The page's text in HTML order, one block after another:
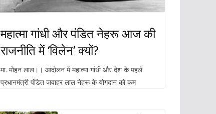
महात्मा गांधी और पंडित नेहरू आज की
राजनीति में ‘विलेन’ क्यों?
मा. मोहन लाल।। आंदोलन में महात्मा गांधी और देश के पहले
प्रधानमंत्री पंडित जवाहर लाल नेहरू के योगदान को कम